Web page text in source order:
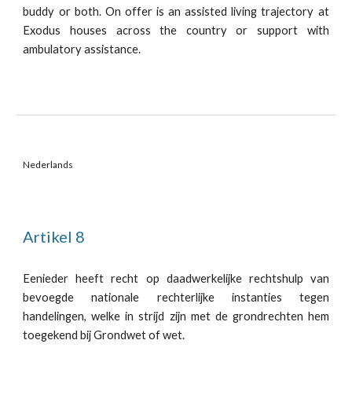
buddy or both. On offer is an assisted living trajectory at
Exodus houses across the country or support with
ambulatory assistance.
Nederlands
Artikel 8
Eenieder heeft recht op daadwerkelijke rechtshulp van
bevoegde nationale rechterlijke instanties tegen
handelingen, welke in strijd zijn met de grondrechten hem
toegekend bij Grondwet of wet.